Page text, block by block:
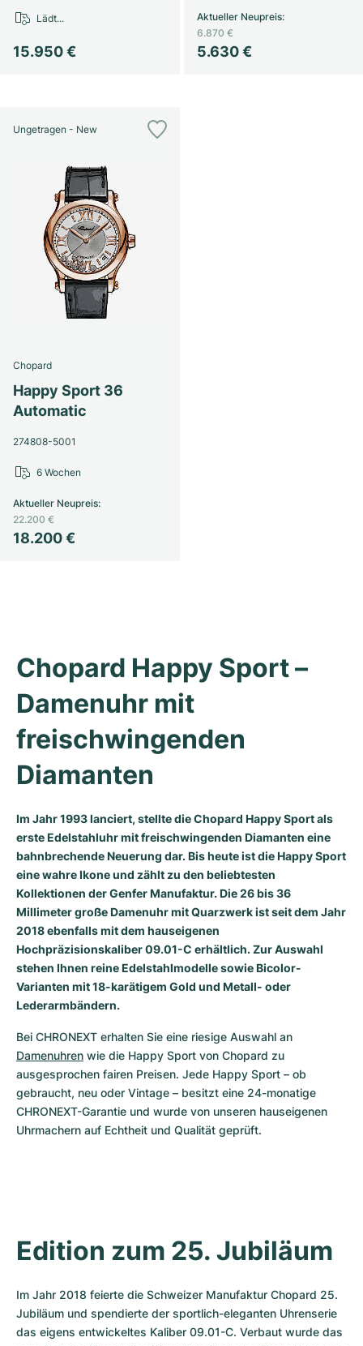
15.950 €
Lädt...
5.630 €
Aktueller Neupreis:
6.870 €
Ungetragen - New
Chopard
Happy Sport 36
Automatic
274808-5001
18.200 €
Aktueller Neupreis:
22.200 €
6 Wochen
Chopard Happy Sport –
Damenuhr mit
freischwingenden
Diamanten
Im Jahr 1993 lanciert, stellte die Chopard Happy Sport als
erste Edelstahluhr mit freischwingenden Diamanten eine
bahnbrechende Neuerung dar. Bis heute ist die Happy Sport
eine wahre Ikone und zählt zu den beliebtesten
Kollektionen der Genfer Manufaktur. Die 26 bis 36
Millimeter große Damenuhr mit Quarzwerk ist seit dem Jahr
2018 ebenfalls mit dem hauseigenen
Hochpräzisionskaliber 09.01-C erhältlich. Zur Auswahl
stehen Ihnen reine Edelstahlmodelle sowie Bicolor-
Varianten mit 18-karätigem Gold und Metall- oder
Lederarmbändern.
Damenuhren wie die Happy Sport von Chopard zu
ausgesprochen fairen Preisen. Jede Happy Sport – ob
gebraucht, neu oder Vintage – besitzt eine 24-monatige
CHRONEXT-Garantie und wurde von unseren hauseigenen
Uhrmachern auf Echtheit und Qualität geprüft.
Edition zum 25. Jubiläum
Im Jahr 2018 feierte die Schweizer Manufaktur Chopard 25.
Jubiläum und spendierte der sportlich-eleganten Uhrenserie
das eigens entwickeltes Kaliber 09.01-C. Verbaut wurde das